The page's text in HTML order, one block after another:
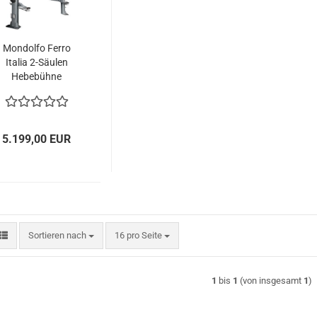
Mondolfo Ferro
Italia 2-Säulen
Hebebühne
t, 400 V. H: 4,05 m
5.199,00 EUR
Sortieren nach
Sortieren nach 16 pro Seite
pro Seite
1 bis 1 (von insgesamt 1)